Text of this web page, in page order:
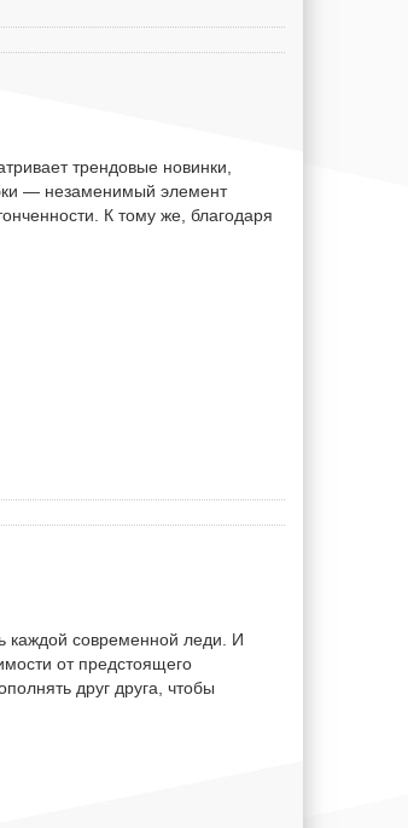
трендовые новинки,
— незаменимый элемент
К тому же, благодаря
каждой современной леди. И
от предстоящего
друг друга, чтобы